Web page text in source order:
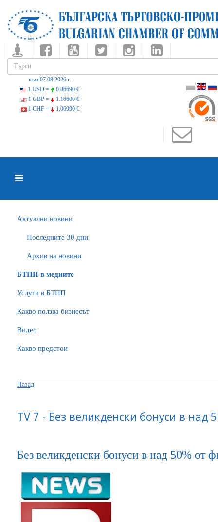
към 07.08.2026 г.
1 USD =
0.86690 €
1 GBP =
1.16600 €
1 CHF =
1.06990 €
Актуални новини
Последните 30 дни
Архив на новини
БTПП в медиите
Услуги в БТПП
Какво ползва бизнесът
Видео
Какво предстои
Назад
TV 7 - Без великденски бонуси в над
Без великденски бонуси в над 50% от